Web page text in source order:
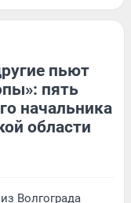
пьют
пять
начальника
области
Волгограда